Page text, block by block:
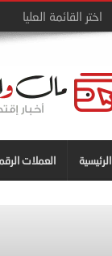
الرئيسية العملات